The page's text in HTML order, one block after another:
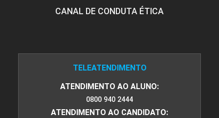
10h
CANAL DE CONDUTA ÉTICA
TELEATENDIMENTO
ATENDIMENTO AO ALUNO:
0800 940 2444
ATENDIMENTO AO CANDIDATO: